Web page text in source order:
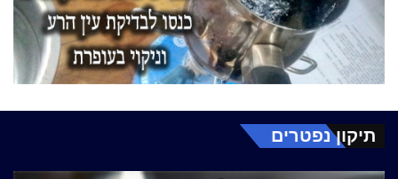
תיקון נפטרים